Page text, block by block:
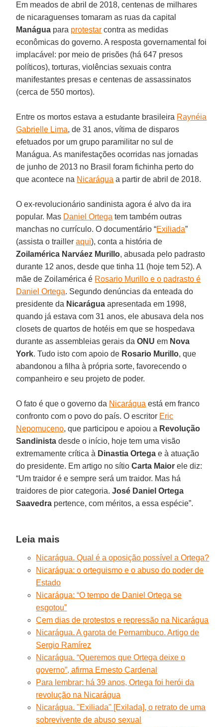
Em meados de abril de 2018, centenas de milhares
de nicaraguenses tomaram as ruas da capital
Manágua para protestar contra as medidas
econômicas do governo. A resposta governamental foi
implacável: por meio de prisões (há 647 presos
políticos), torturas, violências sexuais contra
manifestantes presas e centenas de assassinatos
(cerca de 550 mortos).
Entre os mortos estava a estudante brasileira Raynéia
Gabrielle Lima, de 31 anos, vítima de disparos
efetuados por um grupo paramilitar no sul de
Manágua. As manifestações ocorridas nas jornadas
de junho de 2013 no Brasil foram fichinha perto do
que acontece na Nicarágua a partir de abril de 2018.
O ex-revolucionário sandinista agora é alvo da ira
popular. Mas Daniel Ortega tem também outras
manchas no currículo. O documentário “Exiliada”
(assista o trailleraqui), conta a história de
Zoilamérica Narváez Murillo, abusada pelo padrasto
durante 12 anos, desde que tinha 11 (hoje tem 52). A
mãe de Zoilamérica é Rosario Murillo e o padrasto é
Daniel Ortega. Segundo denúncias da enteada do
presidente da Nicarágua apresentada em 1998,
quando já estava com 31 anos, ele abusava dela nos
closets de quartos de hotéis em que se hospedava
durante as assembleias gerais daONU em Nova
York. Tudo isto com apoio de Rosario Murillo, que
abandonou a filha à própria sorte, favorecendo o
companheiro e seu projeto de poder.
O fato é que o governo da Nicarágua está em franco
confronto com o povo do país. O escritor Eric
Nepomuceno, que participou e apoiou a Revolução
Sandinista desde o início, hoje tem uma visão
extremamente crítica à Dinastia Ortega e à atuação
do presidente. Em artigo no sítioCarta Maior ele diz:
“Um traidor é e sempre será um traidor. Mas há
traidores de pior categoria.José Daniel Ortega
Saavedra pertence, com méritos, a essa espécie”.
Leia mais
Nicarágua. Qual é a oposição possível a Ortega?
Nicarágua: o orteguismo e o abuso do poder de
Estado
Nicarágua: “O tempo de Daniel Ortega se
esgotou”
Cem dias de protestos e repressão na Nicarágua
Nicarágua. A garota de Pernambuco. Artigo de
Sergio Ramírez
Nicarágua. “Queremos que Ortega deixe o
governo”, afirma Ernesto Cardenal
Para lembrar: há 39 anos, Ortega foi herói da
revolução na Nicarágua
Nicarágua. "Exiliada" [Exilada], o retrato de uma
sobrevivente de abuso sexual